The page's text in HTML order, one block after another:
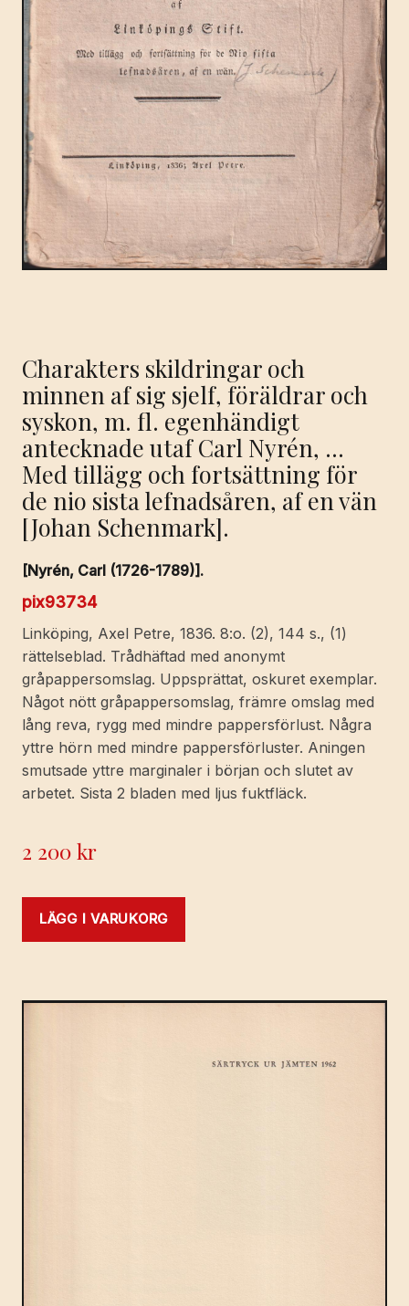
Charakters skildringar och
minnen af sig sjelf, föräldrar och
syskon, m. fl. egenhändigt
antecknade utaf Carl Nyrén, …
Med tillägg och fortsättning för
de nio sista lefnadsåren, af en vän
[Johan Schenmark].
[Nyrén, Carl (1726-1789)].
pix93734
Linköping, Axel Petre, 1836. 8:o. (2), 144 s., (1)
rättelseblad. Trådhäftad med anonymt
gråpappersomslag. Uppsprättat, oskuret exemplar.
Något nött gråpappersomslag, främre omslag med
lång reva, rygg med mindre pappersförlust. Några
yttre hörn med mindre pappersförluster. Aningen
smutsade yttre marginaler i början och slutet av
arbetet. Sista 2 bladen med ljus fuktfläck.
2 200kr
LÄGG I VARUKORG